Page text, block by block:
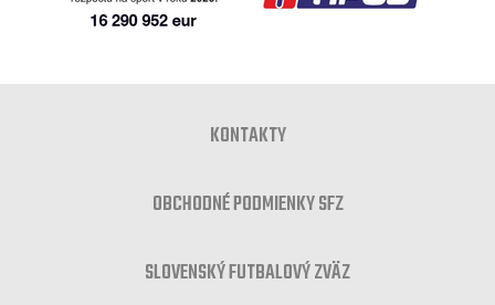
KONTAKTY
OBCHODNÉ PODMIENKY SFZ
SLOVENSKÝ FUTBALOVÝ ZVÄZ